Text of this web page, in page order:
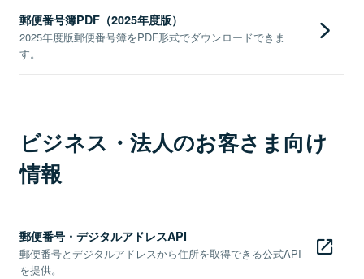
郵便番号簿PDF（2025年度版）
2025年度版郵便番号簿をPDF形式でダウンロードできま
す。
ビジネス・法人のお客さま向け
情報
郵便番号・デジタルアドレスAPI
郵便番号とデジタルアドレスから住所を取得できる公式API
を提供。